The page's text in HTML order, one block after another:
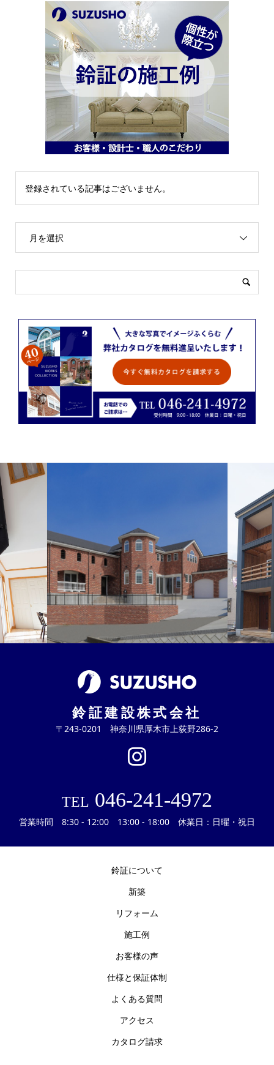
登録されている記事はございません。
月を選択
鈴証建設株式会社
〒243-0201 神奈川県厚木市上荻野286-2
TEL 046-241-4972
営業時間 8:30 - 12:00 13:00 - 18:00 休業日：日曜・祝日
鈴証について
新築
リフォーム
施工例
お客様の声
仕様と保証体制
よくある質問
アクセス
カタログ請求